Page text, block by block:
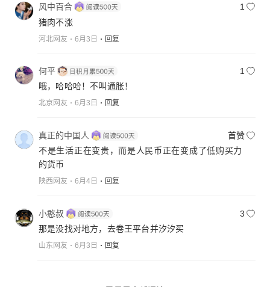
风中百合
1
猪肉不涨
河北网友 6月3日 回复
何平
1
哦，哈哈哈！不叫通胀！
北京网友 6月3日 回复
真正的中国人
首赞
不是生活正在变贵，而是人民币正在变成了低购买力
的货币
陕西网友 6月4日 回复
小憨叔
3
那是没找对地方，去卷王平台并汐汐买
山东网友 6月3日 回复